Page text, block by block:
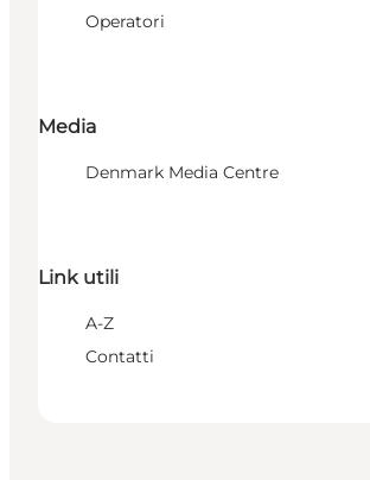
Operatori
Media
Denmark Media Centre
Link utili
A-Z
Contatti